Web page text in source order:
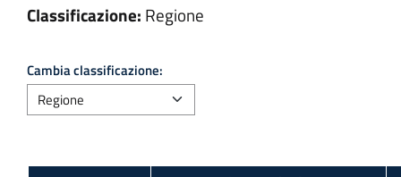
Classificazione: Regione
Cambia classificazione: